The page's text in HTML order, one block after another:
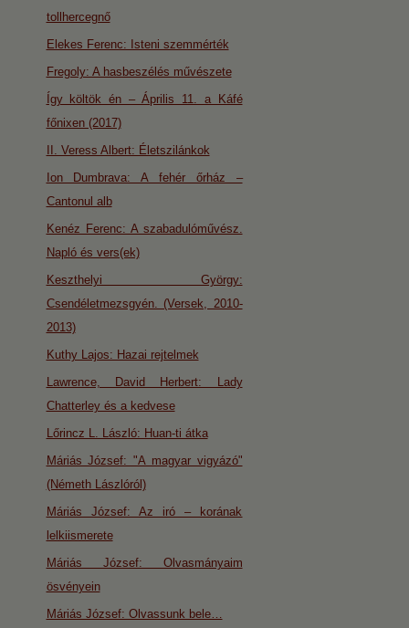
tollhercegnő
Elekes Ferenc: Isteni szemmérték
Fregoly: A hasbeszélés művészete
Így költök én – Április 11. a Káfé
főnixen (2017)
II. Veress Albert: Életszilánkok
Ion Dumbrava: A fehér őrház –
Cantonul alb
Kenéz Ferenc: A szabadulóművész.
Napló és vers(ek)
Keszthelyi György:
Csendéletmezsgyén. (Versek, 2010-
2013)
Kuthy Lajos: Hazai rejtelmek
Lawrence, David Herbert: Lady
Chatterley és a kedvese
Lőrincz L. László: Huan-ti átka
Máriás József: "A magyar vigyázó"
(Németh Lászlóról)
Máriás József: Az iró – korának
lelkiismerete
Máriás József: Olvasmányaim
ösvényein
Máriás József: Olvassunk bele…